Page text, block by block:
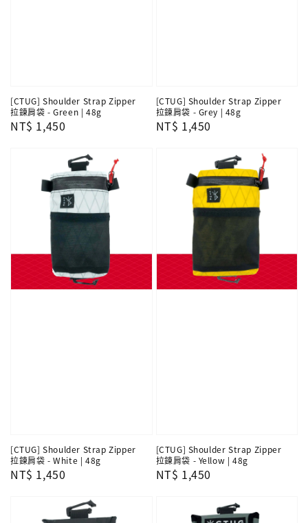
[CTUG] Shoulder Strap Zipper
拉鍊肩袋 - Green | 48g
Regular
NT$ 1,450
[CTUG] Shoulder Strap Zipper
拉鍊肩袋 - Grey | 48g
Regular
NT$ 1,450
[CTUG] Shoulder Strap Zipper
拉鍊肩袋 - White | 48g
Regular
NT$ 1,450
[CTUG] Shoulder Strap Zipper
拉鍊肩袋 - Yellow | 48g
Regular
NT$ 1,450